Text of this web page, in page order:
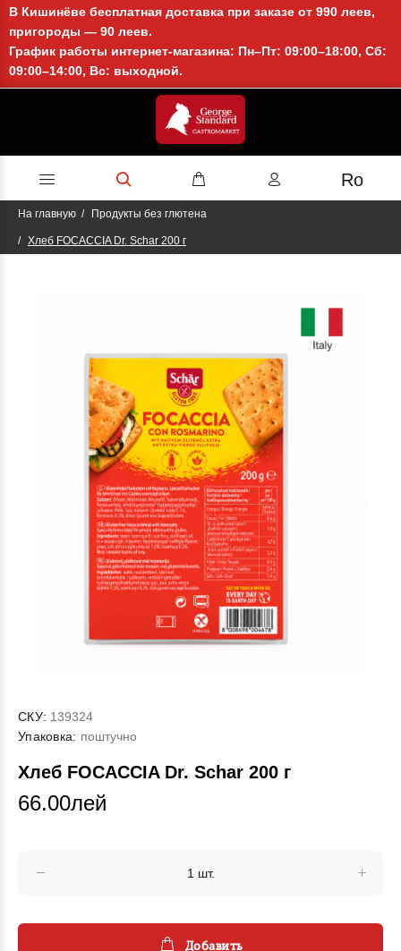
В Кишинёве бесплатная доставка при заказе от 990 леев,
пригороды — 90 леев.
График работы интернет-магазина: Пн–Пт: 09:00–18:00, Сб:
09:00–14:00, Вс: выходной.
Ro
На главную Продукты без глютена
Хлеб FOCACCIA Dr. Schar 200 г
СКУ: 139324
Упаковка: поштучно
Хлеб FOCACCIA Dr. Schar 200 г
66.00лей
Добавить